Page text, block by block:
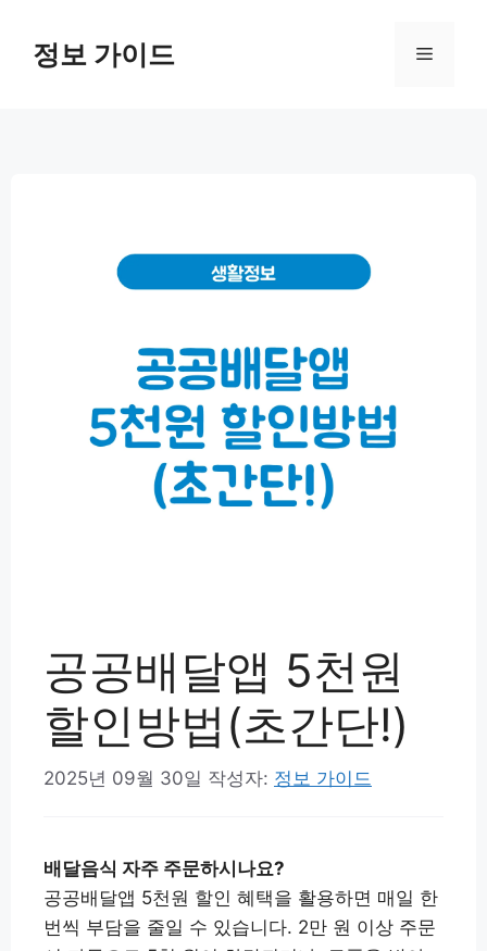
정보 가이드 메
공공배달앱 5천원
할인방법(초간단!)
2025년 09월 30일 작성자: 정보 가이드
배달음식 자주 주문하시나요?
공공배달앱 5천원 할인 혜택을 활용하면 매일 한
번씩 부담을 줄일 수 있습니다. 2만 원 이상 주문